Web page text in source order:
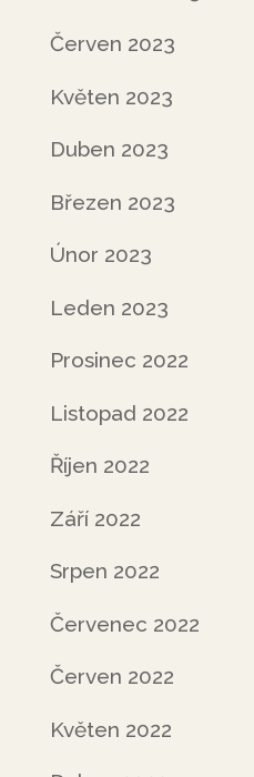
Červen 2023
Květen 2023
Duben 2023
Březen 2023
Únor 2023
Leden 2023
Prosinec 2022
Listopad 2022
Říjen 2022
Září 2022
Srpen 2022
Červenec 2022
Červen 2022
Květen 2022